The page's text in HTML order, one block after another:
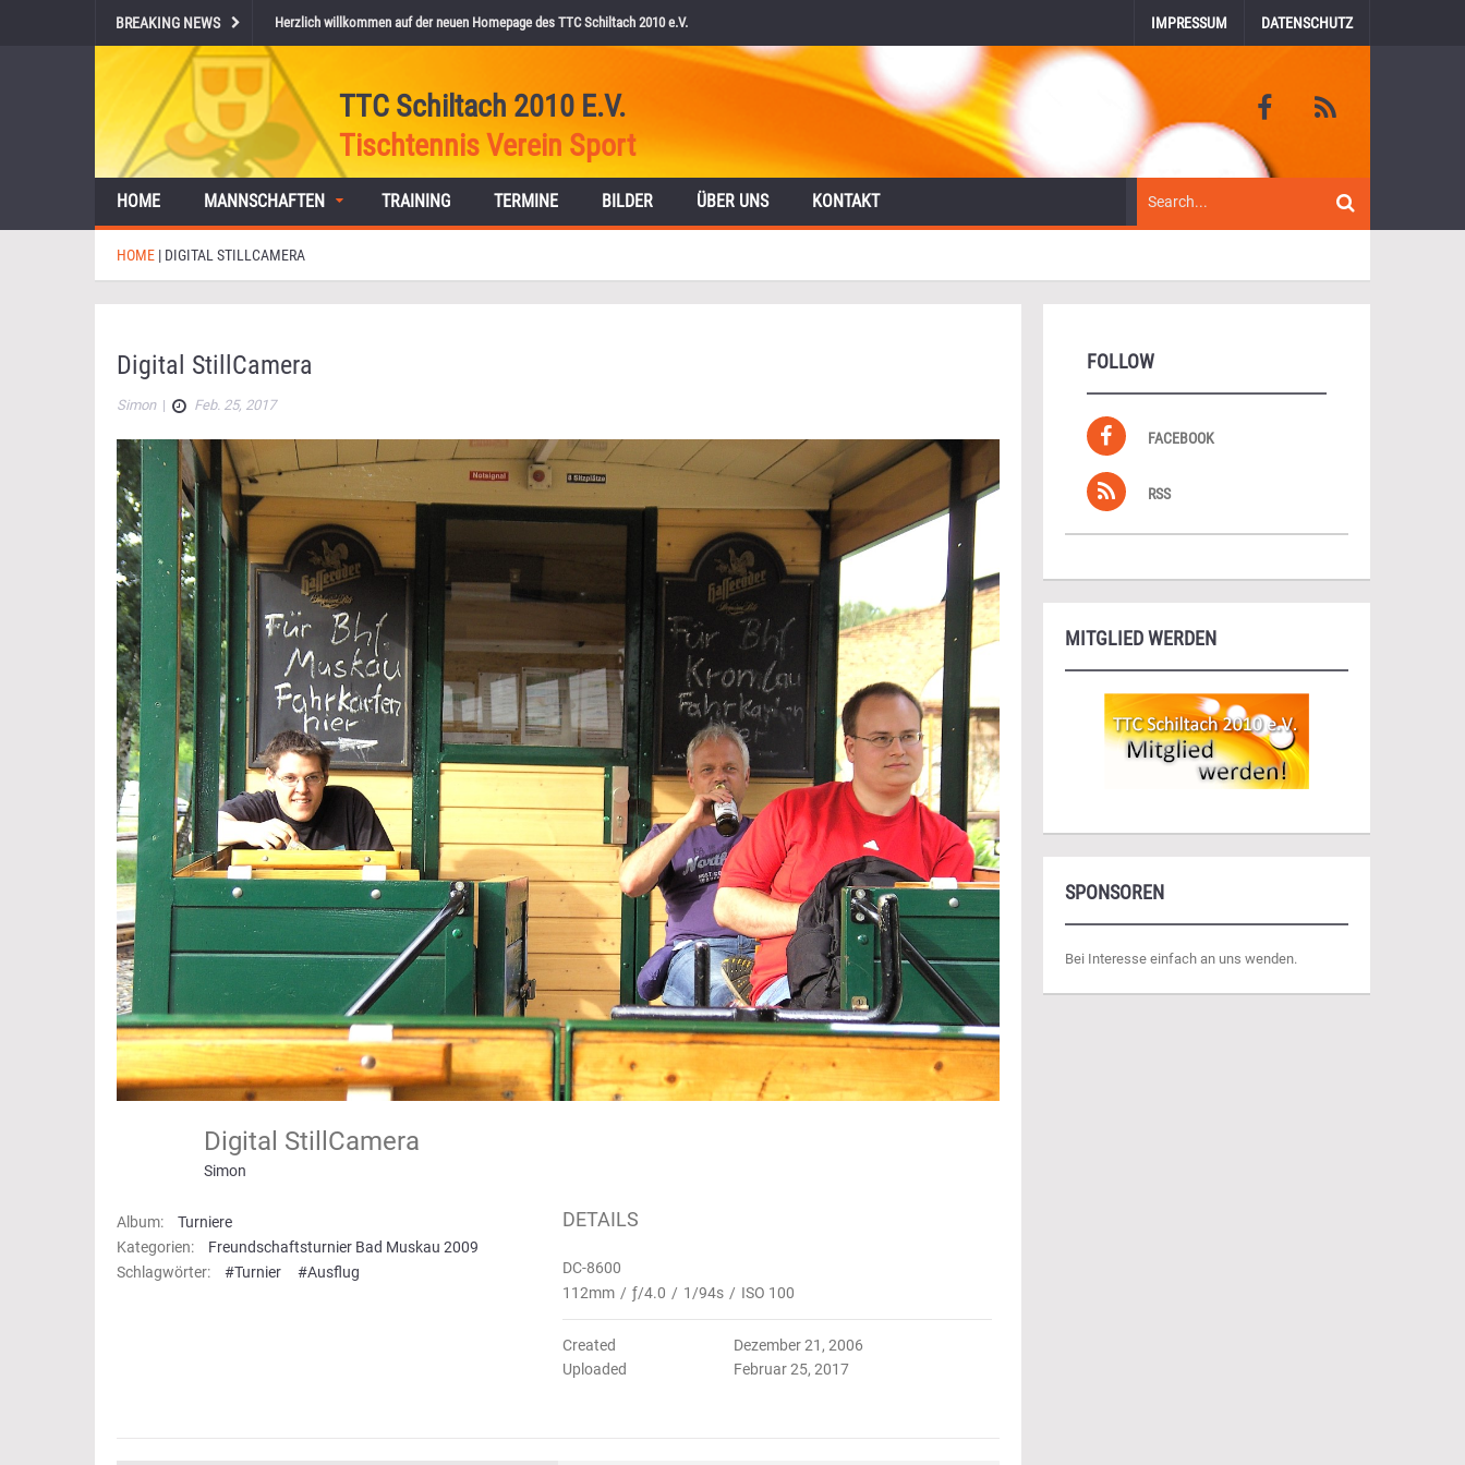
BREAKING NEWS Herzlich willkommen auf der neuen Homepage des TTC Schiltach 2010 e.V. IMPRESSUM DATENSCHUTZ
TTC Schiltach 2010 E.V.
Tischtennis Verein Sport
HOME MANNSCHAFTEN TRAINING TERMINE BILDER ÜBER UNS KONTAKT
HOME | DIGITAL STILLCAMERA
Digital StillCamera
Simon| Feb. 25, 2017
Digital StillCamera
Simon
Album:
Turniere
Kategorien:
Freundschaftsturnier Bad Muskau 2009
Schlagwörter:
#Turnier #Ausflug
DETAILS
DC-8600
112mm / ƒ/4.0 / 1/94s / ISO 100
Created
Dezember 21, 2006
Uploaded
Februar 25, 2017
FOLLOW
FACEBOOK
RSS
MITGLIED WERDEN
SPONSOREN
Bei Interesse einfach an uns wenden.